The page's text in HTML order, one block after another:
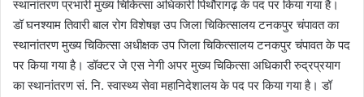
स्थानांतरण प्रभारी मुख्य चिकित्सा अधिकारी पिथौरागढ़ के पद पर किया गया है।
डॉ घनश्याम तिवारी बाल रोग विशेषज्ञ उप जिला चिकित्सालय टनकपुर चंपावत का
स्थानांतरण मुख्य चिकित्सा अधीक्षक उप जिला चिकित्सालय टनकपुर चंपावत के पद
पर किया गया है। डॉक्टर जे एस नेगी अपर मुख्य चिकित्सा अधिकारी रुद्रप्रयाग
का स्थानांतरण सं. नि. स्वास्थ्य सेवा महानिदेशालय के पद पर किया गया है। डॉ